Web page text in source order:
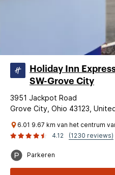
Holiday Inn
SW-Grove City
3951 Jackpot Road
Grove City, Ohio 43123,
6.01 9.67 km van het centrum
4.12
(1230 reviews)
Parkeren